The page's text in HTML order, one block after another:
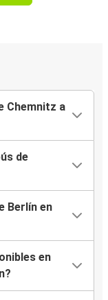
Chemnitz a
de
Berlín en
en